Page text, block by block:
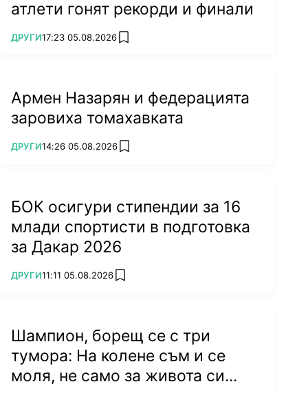
атлети гонят рекорди и финали
ПОВЕЧЕ ОТ
ДРУГИ17:23 05.08.2026 add favorites
Армен Назарян и федерацията
заровиха томахавката
ПОВЕЧЕ ОТ
ДРУГИ14:26 05.08.2026 add favorites
БОК осигури стипендии за 16
млади спортисти в подготовка
за Дакар 2026
ПОВЕЧЕ ОТ
ДРУГИ11:11 05.08.2026 add favorites
Шампион, борещ се с три
тумора: На колене съм и се
моля, не само за живота си...